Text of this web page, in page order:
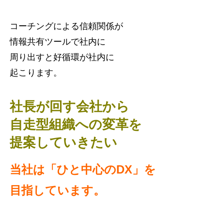
コーチングによる信頼関係が
情報共有ツールで社内に
周り出すと好循環が社内に
起こります。
社長が回す会社から
自走型組織への変革を
提案していきたい
当社は「ひと中心のDX」を
目指しています。